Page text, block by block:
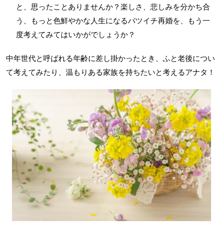
と、思ったことありませんか？楽しさ、悲しみを分かち合
う、もっと色鮮やかな人生になるバツイチ再婚を、もう一
度考えてみてはいかがでしょうか？
中年世代と呼ばれる年齢に差し掛かったとき、ふと老後につい
て考えてみたり、温もりある家族を持ちたいと考えるアナタ！